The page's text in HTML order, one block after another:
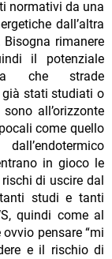
normativi da una
dall’altra
rimanere
il potenziale
che strade
già stati studiati o
all’orizzonte
come quello
in gioco le
di uscire dal
studi e tanti
quindi come al
pensare “mi
e il rischio di